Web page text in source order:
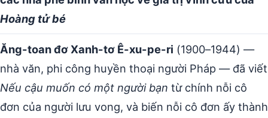
Hoàng tử bé
Ăng-toan đơ Xanh-tơ Ê-xu-pe-ri (1900–1944) —
nhà văn, phi công huyền thoại người Pháp — đã viết
Nếu cậu muốn có một người bạn từ chính nỗi cô
đơn của người lưu vong, và biến nỗi cô đơn ấy thành